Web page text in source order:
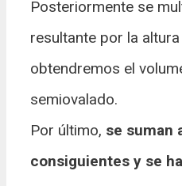
Posteriormente se
resultante por la
obtendremos el
semiovalado.
Por último, se suman
consiguientes y se